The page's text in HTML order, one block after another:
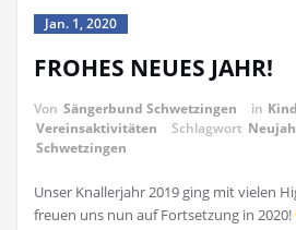
Jan. 1, 2020
FROHES NEUES JAHR!
Von Sängerbund Schwetzingen in
Vereinsaktivitäten
Schlagwort
Schwetzingen
Unser Knallerjahr 2019 ging mit vielen
freuen uns nun auf Fortsetzung in 2020!